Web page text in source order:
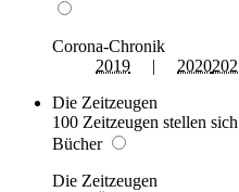
Corona-Chronik
2019 | 2020
Die Zeitzeugen
100 Zeitzeugen stellen
Bücher
Die Zeitzeugen